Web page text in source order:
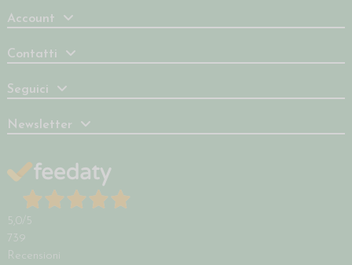
Account
Contatti
Seguici
Newsletter
5,0 /5
739
Recensioni